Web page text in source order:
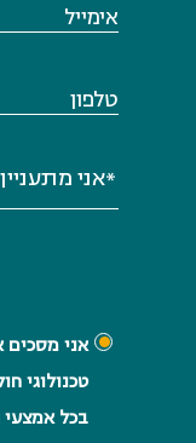
אימייל
טלפון
*אני
טכנולוגי
בכל